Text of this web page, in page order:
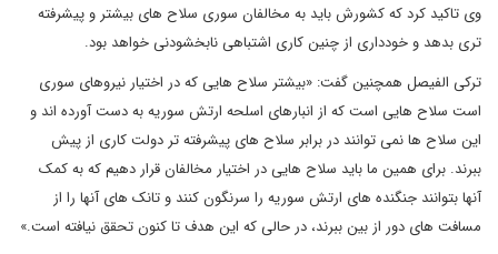
وی تاکید کرد که کشورش باید به مخالفان سوری سلاح های بیشتر و پیشرفته
تری بدهد و خودداری از چنین کاری اشتباهی نابخشودنی خواهد بود.
ترکی الفیصل همچنین گفت: «بیشتر سلاح هایی که در اختیار نیروهای سوری
است سلاح هایی است که از انبارهای اسلحه ارتش سوریه به دست آورده اند و
این سلاح ها نمی توانند در برابر سلاح های پیشرفته تر دولت کاری از پیش
ببرند. برای همین ما باید سلاح هایی در اختیار مخالفان قرار دهیم که به کمک
آنها بتوانند جنگنده های ارتش سوریه را سرنگون کنند و تانک های آنها را از
مسافت های دور از بین ببرند، در حالی که این هدف تا کنون تحقق نیافته است.»